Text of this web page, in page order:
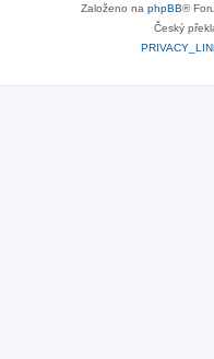
Založeno na phpBB®
Český